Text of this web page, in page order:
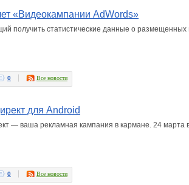
«Видеокампании AdWords»
получить статистические данные о
0 Все новости
для Android
— ваша рекламная кампания в кармане. 24
0 Все новости